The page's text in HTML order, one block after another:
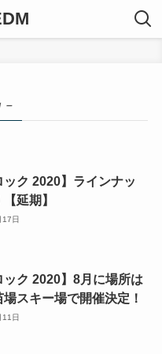
–
ック 2020】ラインナッ
延期】
日
ック 2020】8月に場所は
スキー場で開催決定！
日